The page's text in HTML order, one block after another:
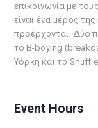
επικοινωνία με
είναι ένα μέρος
προέρχονται. Δύο
το Β-boying
Υόρκη και το
Event Hours